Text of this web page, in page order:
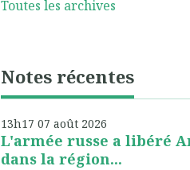
Toutes les archives
Notes récentes
13h17 07 août 2026
L'armée russe a libéré
dans la région...